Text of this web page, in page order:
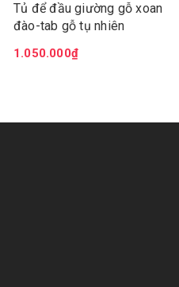
Tủ để đầu giường gỗ xoan
đào-tab gỗ tụ nhiên
1.050.000₫